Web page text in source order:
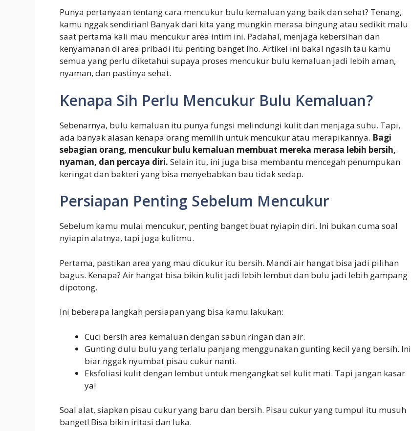
Punya pertanyaan tentang cara mencukur bulu kemaluan yang baik dan sehat? Tenang,
kamu nggak sendirian! Banyak dari kita yang mungkin merasa bingung atau sedikit malu
saat pertama kali mau mencukur area intim ini. Padahal, menjaga kebersihan dan
kenyamanan di area pribadi itu penting banget lho. Artikel ini bakal ngasih tau kamu
semua yang perlu diketahui supaya proses mencukur bulu kemaluan jadi lebih aman,
nyaman, dan pastinya sehat.
Kenapa Sih Perlu Mencukur Bulu Kemaluan?
Sebenarnya, bulu kemaluan itu punya fungsi melindungi kulit dan menjaga suhu. Tapi,
ada banyak alasan kenapa orang memilih untuk mencukur atau merapikannya. Bagi
sebagian orang, mencukur bulu kemaluan membuat mereka merasa lebih bersih,
nyaman, dan percaya diri. Selain itu, ini juga bisa membantu mencegah penumpukan
keringat dan bakteri yang bisa menyebabkan bau tidak sedap.
Persiapan Penting Sebelum Mencukur
Sebelum kamu mulai mencukur, penting banget buat nyiapin diri. Ini bukan cuma soal
nyiapin alatnya, tapi juga kulitmu.
Pertama, pastikan area yang mau dicukur itu bersih. Mandi air hangat bisa jadi pilihan
bagus. Kenapa? Air hangat bisa bikin kulit jadi lebih lembut dan bulu jadi lebih gampang
dipotong.
Ini beberapa langkah persiapan yang bisa kamu lakukan:
Cuci bersih area kemaluan dengan sabun ringan dan air.
Gunting dulu bulu yang terlalu panjang menggunakan gunting kecil yang bersih. Ini
biar nggak nyumbat pisau cukur nanti.
Eksfoliasi kulit dengan lembut untuk mengangkat sel kulit mati. Tapi jangan kasar
ya!
Soal alat, siapkan pisau cukur yang baru dan bersih. Pisau cukur yang tumpul itu musuh
banget! Bisa bikin iritasi dan luka.